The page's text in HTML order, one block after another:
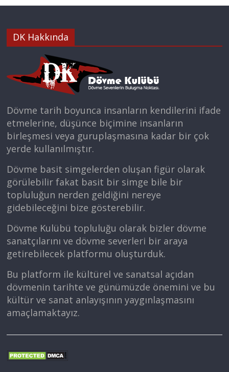
DK Hakkında
Dövme tarih boyunca insanların kendilerini ifade
etmelerine, düşünce biçimine insanların
birleşmesi veya guruplaşmasına kadar bir çok
yerde kullanılmıştır.
Dövme basit simgelerden oluşan figür olarak
görülebilir fakat basit bir simge bile bir
topluluğun nerden geldiğini nereye
gidebileceğini bize gösterebilir.
Dövme Kulübü topluluğu olarak bizler dövme
sanatçılarını ve dövme severleri bir araya
getirebilecek platformu oluşturduk.
Bu platform ile kültürel ve sanatsal açıdan
dövmenin tarihte ve günümüzde önemini ve bu
kültür ve sanat anlayışının yaygınlaşmasını
amaçlamaktayız.